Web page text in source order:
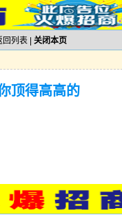
回列表 关闭本页
顶得高高的